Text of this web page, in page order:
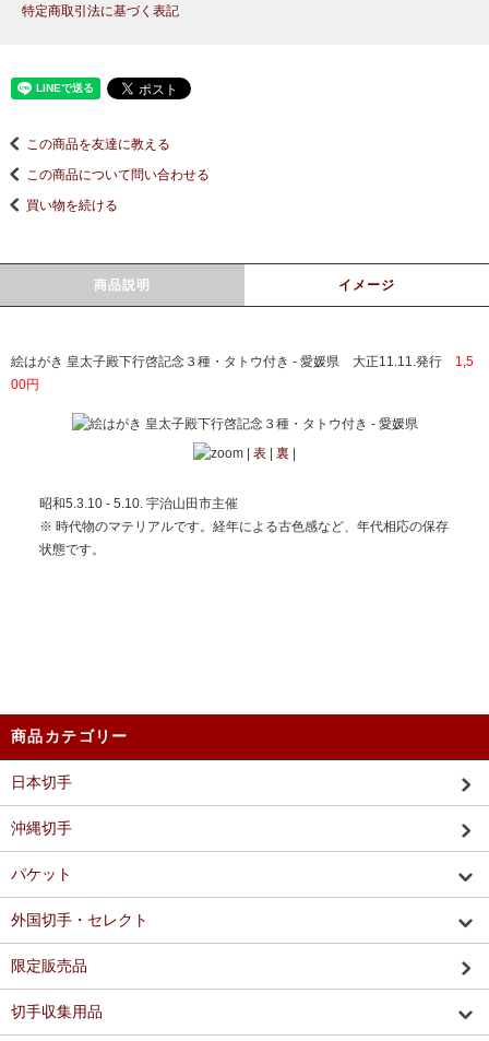
特定商取引法に基づく表記
この商品を友達に教える
この商品について問い合わせる
買い物を続ける
商品説明 イメージ
絵はがき 皇太子殿下行啓記念３種・タトウ付き - 愛媛県 大正11.11.発行 1,5
00円
表 裏
昭和5.3.10 - 5.10. 宇治山田市主催
※ 時代物のマテリアルです。経年による古色感など、年代相応の保存
状態です。
商品カテゴリー
日本切手
沖縄切手
パケット
外国切手・セレクト
限定販売品
切手収集用品